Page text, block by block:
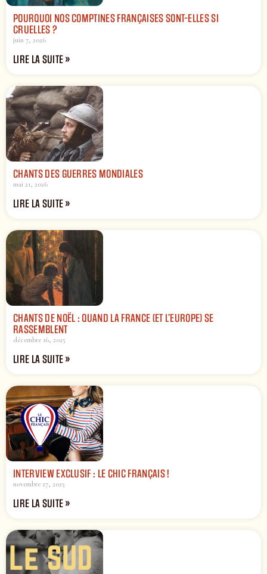
POURQUOI NOS COMPTINES FRANÇAISES SONT-ELLES SI
CRUELLES ?
juin 7, 2026
LIRE LA SUITE »
CHANTS DES GUERRES MONDIALES
mai 21, 2026
LIRE LA SUITE »
CHANTS DE NOËL : QUAND LA FRANCE (ET L’EUROPE) SE
RASSEMBLENT
décembre 16, 2025
LIRE LA SUITE »
INTERVIEW EXCLUSIF : LE CHIC FRANÇAIS !
novembre 27, 2025
LIRE LA SUITE »